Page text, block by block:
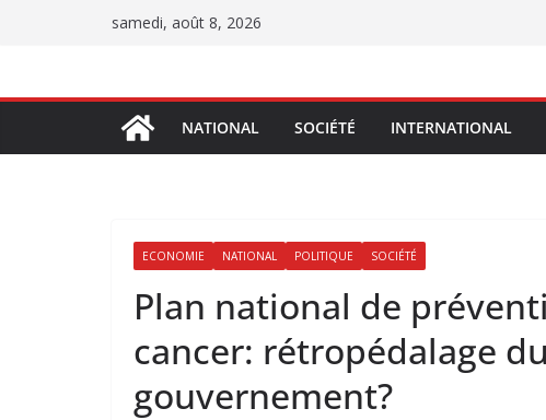
samedi, août 8, 2026
NATIONAL SOCIÉTÉ INTERNATIONAL
ECONOMIE NATIONAL POLITIQUE SOCIÉTÉ
Plan national de
cancer: rétropédalage
gouvernement?